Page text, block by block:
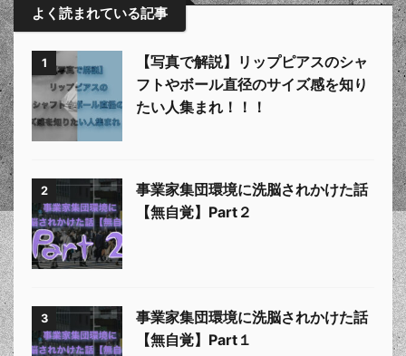
よく読まれている記事
1
【写真で解説】リップピアスのシャ
フトやボール直径のサイズ感を知り
たい人集まれ！！！
2
事業家集団環境に洗脳されかけた話
【無自覚】Part２
3
事業家集団環境に洗脳されかけた話
【無自覚】Part１